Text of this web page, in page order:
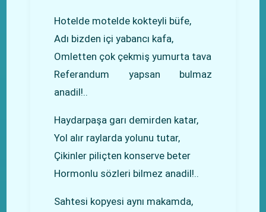
Hotelde motelde kokteyli büfe,
Adı bizden içi yabancı kafa,
Omletten çok çekmiş yumurta tava
Referandum yapsan bulmaz
anadil!..
Haydarpaşa garı demirden katar,
Yol alır raylarda yolunu tutar,
Çikinler piliçten konserve beter
Hormonlu sözleri bilmez anadil!..
Sahtesi kopyesi aynı makamda,